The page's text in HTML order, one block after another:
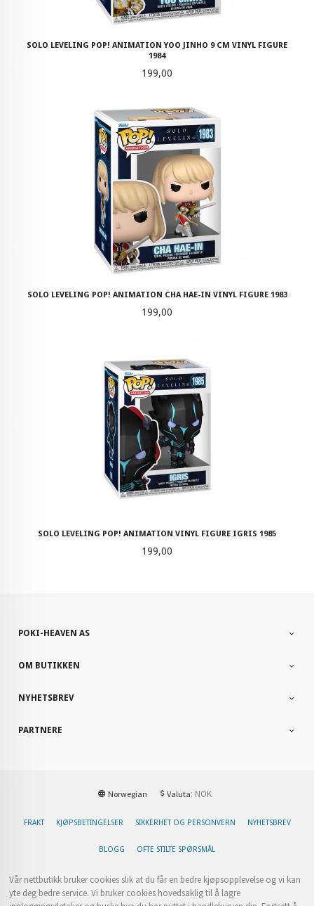
SOLO LEVELING POP! ANIMATION YOO JINHO 9 CM VINYL FIGURE
1984
Pris
199,00
SOLO LEVELING POP! ANIMATION CHA HAE-IN VINYL FIGURE 1983
Pris
199,00
SOLO LEVELING POP! ANIMATION VINYL FIGURE IGRIS 1985
Pris
199,00
POKI-HEAVEN AS
OM BUTIKKEN
NYHETSBREV
PARTNERE
Norwegian Valuta: NOK
FRAKT KJØPSBETINGELSER SIKKERHET OG PERSONVERN NYHETSBREV
BLOGG OFTE STILTE SPØRSMÅL
Vår nettbutikk bruker cookies slik at du får en bedre kjøpsopplevelse og vi kan
yte deg bedre service. Vi bruker cookies hovedsaklig til å lagre